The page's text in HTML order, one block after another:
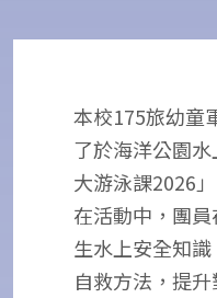
本校175旅幼童
了於海洋公園
大游泳課2026」
在活動中，團
生水上安全知
自救方法，提